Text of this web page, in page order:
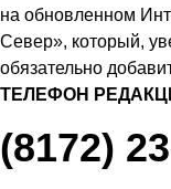
на обновленном
Север», который,
обязательно
ТЕЛЕФОН
(8172)